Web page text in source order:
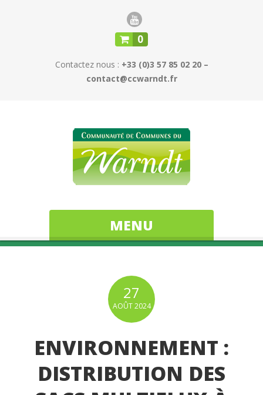
0
Contactez nous : +33 (0)3 57 85 02 20 –
contact@ccwarndt.fr
MENU
27
AOÛT2024
ENVIRONNEMENT :
DISTRIBUTION DES